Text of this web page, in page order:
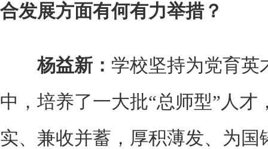
合发展方面有何有力举措？
杨益新： 学校坚持为党育英
中，培养了一大批“总师型”人才
实、兼收并蓄，厚积薄发、为国